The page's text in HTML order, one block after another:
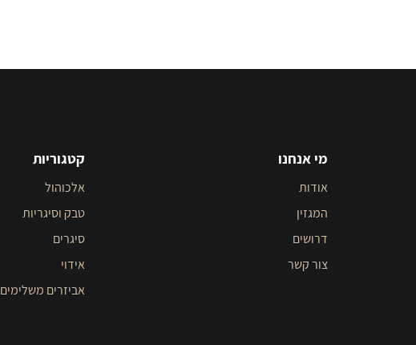
מי אנחנו
אודות
המגזין
דרושים
צור קשר
קטגוריות
אלכוהול
טבק וסיגריות
סיגרים
אידוי
אביזרים משלימים